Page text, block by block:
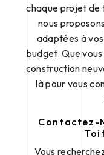
chaque projet de
nous
adaptées à
budget. Que
construction
là pour vous
Contactez-
Vous